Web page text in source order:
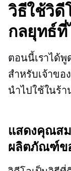
วิธีใช้วิ
กลยุทธ์ที่
ตอนนี้เราได้พู
สำหรับเจ้าขอ
นำไปใช้ในร้
แสดงคุณส
ผลิตภัณฑ์ข